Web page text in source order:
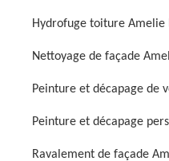
Hydrofuge toiture Amelie
Nettoyage de façade
Peinture et décapage de
Peinture et décapage
Ravalement de façade